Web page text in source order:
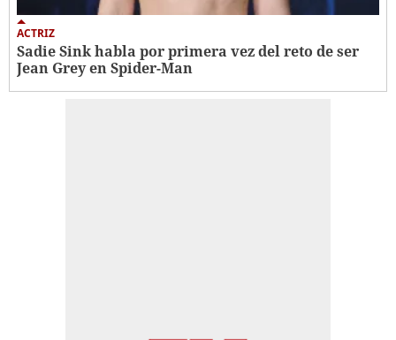
ACTRIZ
Sadie Sink habla por primera vez del reto de ser
Jean Grey en Spider-Man